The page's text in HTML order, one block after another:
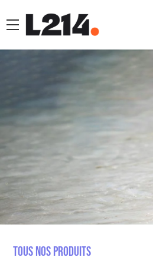
menu
Tous nos produits